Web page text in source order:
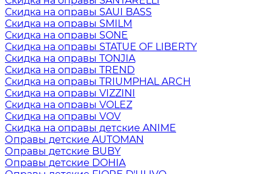
Скидка на оправы SAUI BASS
Скидка на оправы SMILM
Скидка на оправы SONE
Скидка на оправы STATUE OF LIBERTY
Скидка на оправы TONJIA
Скидка на оправы TREND
Скидка на оправы TRIUMPHAL ARCH
Скидка на оправы VIZZINI
Скидка на оправы VOLEZ
Скидка на оправы VOV
Скидка на оправы детские ANIME
Оправы детские AUTOMAN
Оправы детские BUBY
Оправы детские DOHIA